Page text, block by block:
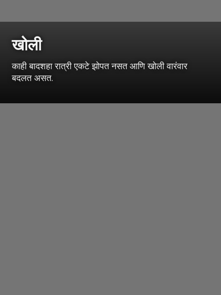
खोली
काही बादशहा रात्री एकटे झोपत नसत आणि खोली वारंवार
बदलत असत.